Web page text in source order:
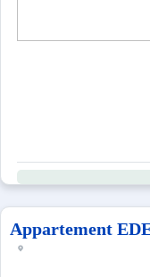
- 2 chambres
EQUIPEMENTS :
ANNEXES : 2
Appartement